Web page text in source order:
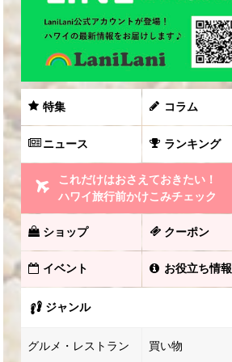
特集 コラム
ニュース ランキング
これだけはおさえておきたい！
ハワイ旅行前かけこみチェック
ショップ クーポン
イベント お役立ち情報
ジャンル
グルメ・レストラン 買い物